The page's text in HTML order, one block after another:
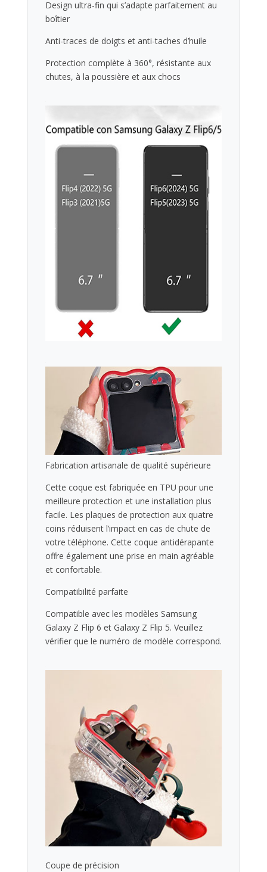
Design ultra-fin qui s’adapte parfaitement au
boîtier
Anti-traces de doigts et anti-taches d’huile
Protection complète à 360°, résistante aux
chutes, à la poussière et aux chocs
Fabrication artisanale de qualité supérieure
Cette coque est fabriquée en TPU pour une
meilleure protection et une installation plus
facile. Les plaques de protection aux quatre
coins réduisent l’impact en cas de chute de
votre téléphone. Cette coque antidérapante
offre également une prise en main agréable
et confortable.
Compatibilité parfaite
Compatible avec les modèles Samsung
Galaxy Z Flip 6 et Galaxy Z Flip 5. Veuillez
vérifier que le numéro de modèle correspond.
Coupe de précision